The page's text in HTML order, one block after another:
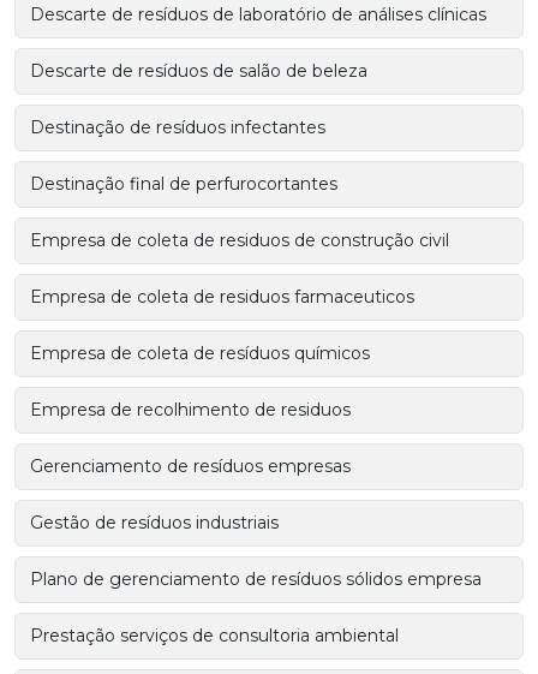
Descarte de resíduos de laboratório de análises clínicas
Descarte de resíduos de salão de beleza
Destinação de resíduos infectantes
Destinação final de perfurocortantes
Empresa de coleta de residuos de construção civil
Empresa de coleta de residuos farmaceuticos
Empresa de coleta de resíduos químicos
Empresa de recolhimento de residuos
Gerenciamento de resíduos empresas
Gestão de resíduos industriais
Plano de gerenciamento de resíduos sólidos empresa
Prestação serviços de consultoria ambiental